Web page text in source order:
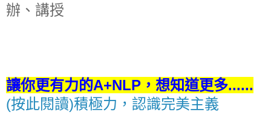
辦、講授
讓你更有力的A+NLP，想知道更多......
(按此閱讀)積極力，認識完美主義